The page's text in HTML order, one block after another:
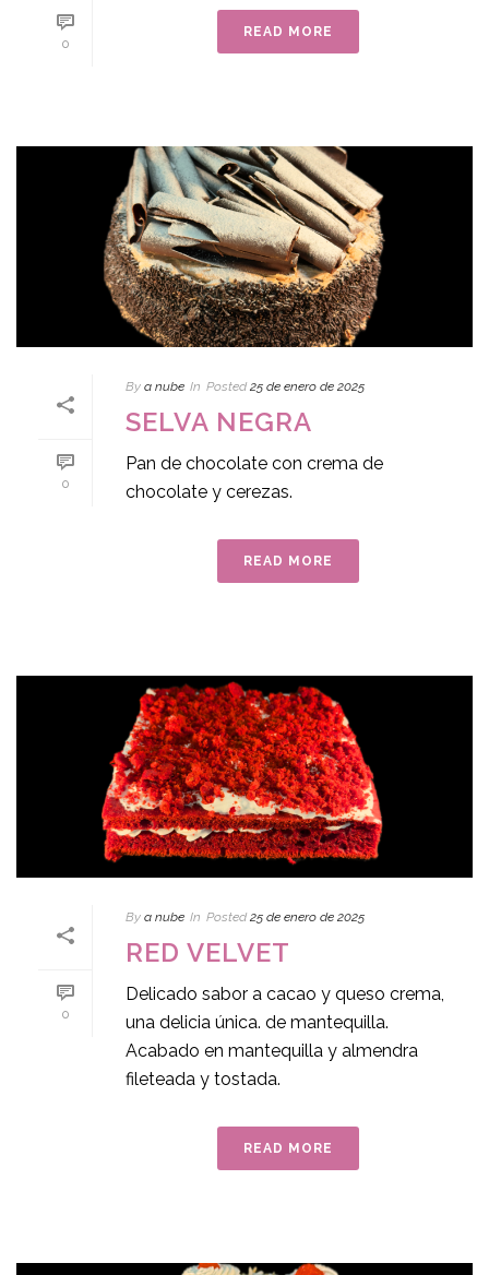
0
READ MORE
0
By a nube In Posted 25 de enero de 2025
SELVA NEGRA
Pan de chocolate con crema de
chocolate y cerezas.
READ MORE
0
By a nube In Posted 25 de enero de 2025
RED VELVET
Delicado sabor a cacao y queso crema,
una delicia única. de mantequilla.
Acabado en mantequilla y almendra
fileteada y tostada.
READ MORE